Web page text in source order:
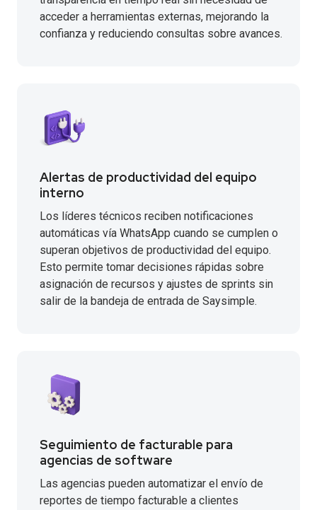
acceder a herramientas externas, mejorando la
confianza y reduciendo consultas sobre avances.
Alertas de productividad del equipo
interno
Los líderes técnicos reciben notificaciones
automáticas vía WhatsApp cuando se cumplen o
superan objetivos de productividad del equipo.
Esto permite tomar decisiones rápidas sobre
asignación de recursos y ajustes de sprints sin
salir de la bandeja de entrada de Saysimple.
Seguimiento de facturable para
agencias de software
Las agencias pueden automatizar el envío de
reportes de tiempo facturable a clientes